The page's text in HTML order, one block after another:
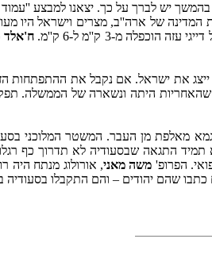
בהמשך יש לברך על כך. יצאנו למבצע
המדינה של ארה''ב, מצרים וישראל היו
מ-‏3 ק''מ ל-‏6 ק''מ.
ח'אלד
ייצג את ישראל. אם נקבל את ההתפתחות
היתה ונשארה של הממשלה.
מאלפת מן העבר. המשטר המלוכני
10 מליון ערבים כדי להשמידו''. הוא תמיד התגאה
משה מאני, אורולוג מנתח היה
שהם יהודים – והם התקבלו בסעודיה